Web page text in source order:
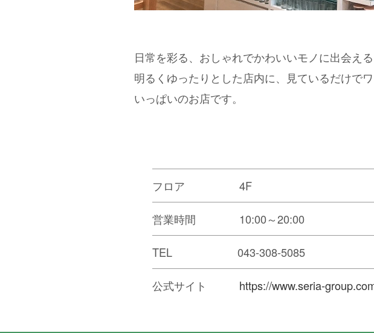
日常を彩る、おしゃれでかわいいモノに出会え
明るくゆったりとした店内に、見ているだけで
いっぱいのお店です。
フロア 4F
営業時間 10:00～20:00
TEL 043-308-5085
公式サイト https://www.seria-